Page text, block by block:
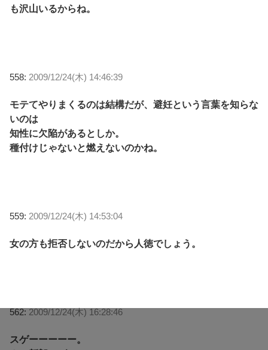
も沢山いるからね。
558: 2009/12/24(木) 14:46:39
モテてやりまくるのは結構だが、避妊という言葉を知らな
いのは
知性に欠陥があるとしか。
種付けじゃないと燃えないのかね。
559: 2009/12/24(木) 14:53:04
女の方も拒否しないのだから人徳でしょう。
562: 2009/12/24(木) 16:28:46
スゲーーーーー。